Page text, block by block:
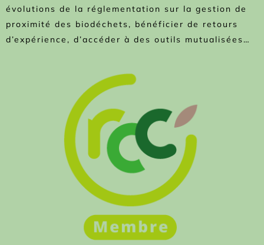
évolutions de la réglementation sur la gestion de
proximité des biodéchets, bénéficier de retours
d’expérience, d’accéder à des outils mutualisées…